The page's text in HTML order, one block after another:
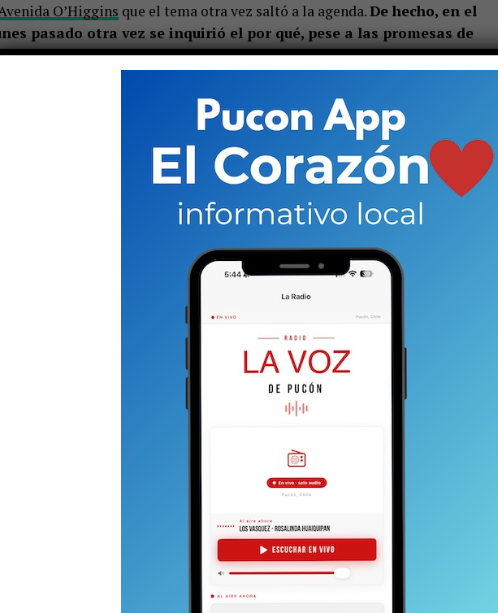
O’Higgins que el tema otra vez saltó a la agenda.De hecho, en el
pasado otra vez se inquirió el por qué, pese a las promesas de
de los ediles una vez entrada la nueva administración liderada
Álvarez, el tramo por la principal arteria de la comuna se mantenía
de la Secretaría de Planificación Comunal (Secplac), Alexis
para entregar algunos elementos clave.¿El principal? Sacar la
pensado como un retiro total, sino que como un traslado hacia otra vía.
Y esto, se explicó, en la línea de laconsulta ciudadana
que aprobó
estuvo la noche del lunes en el programa de este medio Mirada Local
que viene o, al menos, se pretende en este ámbito. Lo primero.
un tramo de ciclovía de O’Higgins; sino que un proyecto
busca ampliar el espectro de espacio para la circulación de
humana.
En los hechos, son tres tramos nuevos que dejarían al
(principalmente el denominado casco histórico) con un poco más de dos
por el sector poniente de calle Colo Colo desde Variante Internacional
860 metros.
y gira hacia el sur a los pocos metros para integrarse a Engler